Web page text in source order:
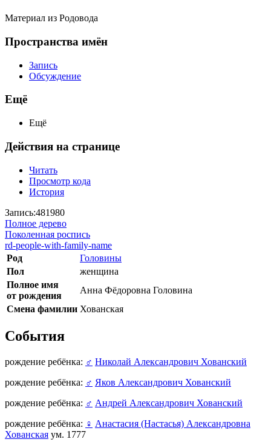
Материал из Родовода
Пространства имён
Запись
Обсуждение
Ещё
Ещё
Действия на странице
Читать
Просмотр кода
История
Запись:481980
Полное дерево
Поколенная роспись
rd-people-with-family-name
Род
Головины
Пол
женщина
Полное имя
от рождения
Анна Фёдоровна Головина
Смена фамилии Хованская
События
рождение ребёнка: ♂ Николай Александрович Хованский
рождение ребёнка: ♂ Яков Александрович Хованский
рождение ребёнка: ♂ Андрей Александрович Хованский
рождение ребёнка: ♀ Анастасия (Настасья) Александровна
Хованская ум. 1777